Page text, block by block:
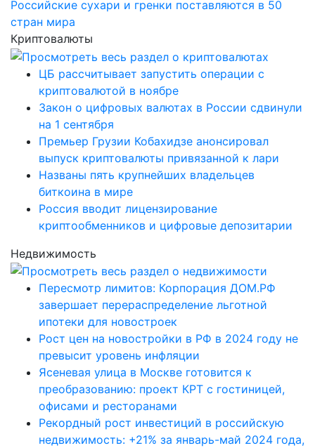
Российские сухари и гренки поставляются в 50
стран мира
Криптовалюты
ЦБ рассчитывает запустить операции с
криптовалютой в ноябре
Закон о цифровых валютах в России сдвинули
на 1 сентября
Премьер Грузии Кобахидзе анонсировал
выпуск криптовалюты привязанной к лари
Названы пять крупнейших владельцев
биткоина в мире
Россия вводит лицензирование
криптообменников и цифровые депозитарии
Недвижимость
Пересмотр лимитов: Корпорация ДОМ.РФ
завершает перераспределение льготной
ипотеки для новостроек
Рост цен на новостройки в РФ в 2024 году не
превысит уровень инфляции
Ясеневая улица в Москве готовится к
преобразованию: проект КРТ с гостиницей,
офисами и ресторанами
Рекордный рост инвестиций в российскую
недвижимость: +21% за январь-май 2024 года,